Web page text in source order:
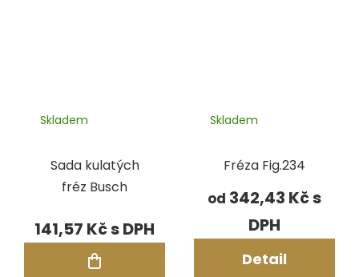
Sada kulatých
fréz Busch
Skladem
141,57 Kč
Fréza Fig.234
Skladem
od 342,43 Kč
Detail